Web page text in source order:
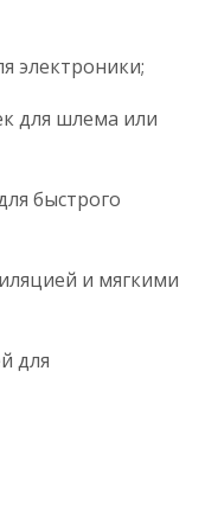
электроники;
для шлема или
быстрого
и мягкими
для